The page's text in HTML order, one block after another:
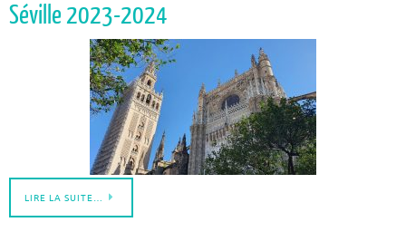
Séville 2023-2024
LIRE LA SUITE…